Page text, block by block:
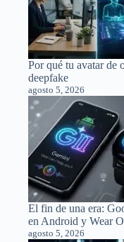
Por qué tu avatar de
deepfake
agosto 5, 2026
El fin de una era:
en Android y Wear
agosto 5, 2026